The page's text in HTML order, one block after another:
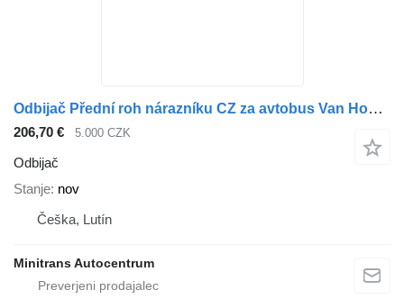
Odbijač Přední roh nárazníku CZ za avtobus Van Hool T9 facelift
206,70 € 5.000 CZK
Odbijač
Stanje nov
Češka, Lutín
Minitrans Autocentrum